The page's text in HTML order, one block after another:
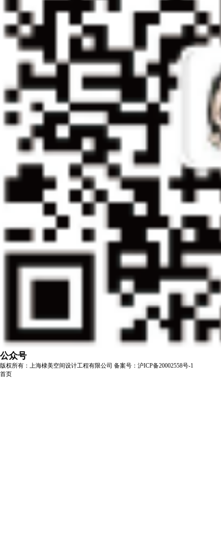
公众号
版权所有：上海棣美空间设计工程有限公司 备案号：沪ICP备20002558号-1
首页